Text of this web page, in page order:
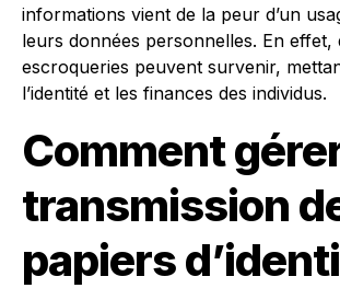
informations vient de la peur d’un
leurs données personnelles. En effet,
escroqueries peuvent survenir,
l’identité et les finances des individus.
Comment
transmission
papiers